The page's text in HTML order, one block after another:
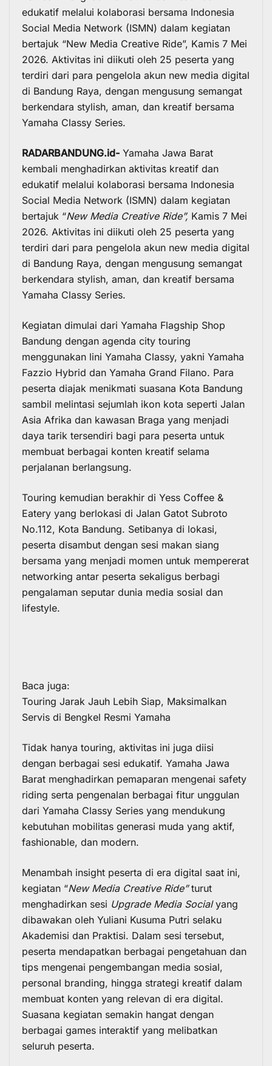
edukatif melalui kolaborasi bersama Indonesia
Social Media Network (ISMN) dalam kegiatan
bertajuk “New Media Creative Ride”, Kamis 7 Mei
2026. Aktivitas ini diikuti oleh 25 peserta yang
terdiri dari para pengelola akun new media digital
di Bandung Raya, dengan mengusung semangat
berkendara stylish, aman, dan kreatif bersama
Yamaha Classy Series.
RADARBANDUNG.id- Yamaha Jawa Barat
kembali menghadirkan aktivitas kreatif dan
edukatif melalui kolaborasi bersama Indonesia
Social Media Network (ISMN) dalam kegiatan
bertajuk “New Media Creative Ride”, Kamis 7 Mei
2026. Aktivitas ini diikuti oleh 25 peserta yang
terdiri dari para pengelola akun new media digital
di Bandung Raya, dengan mengusung semangat
berkendara stylish, aman, dan kreatif bersama
Yamaha Classy Series.
Kegiatan dimulai dari Yamaha Flagship Shop
Bandung dengan agenda city touring
menggunakan lini Yamaha Classy, yakni Yamaha
Fazzio Hybrid dan Yamaha Grand Filano. Para
peserta diajak menikmati suasana Kota Bandung
sambil melintasi sejumlah ikon kota seperti Jalan
Asia Afrika dan kawasan Braga yang menjadi
daya tarik tersendiri bagi para peserta untuk
membuat berbagai konten kreatif selama
perjalanan berlangsung.
Touring kemudian berakhir di Yess Coffee &
Eatery yang berlokasi di Jalan Gatot Subroto
No.112, Kota Bandung. Setibanya di lokasi,
peserta disambut dengan sesi makan siang
bersama yang menjadi momen untuk mempererat
networking antar peserta sekaligus berbagi
pengalaman seputar dunia media sosial dan
lifestyle.
Baca juga:
Touring Jarak Jauh Lebih Siap, Maksimalkan
Servis di Bengkel Resmi Yamaha
Tidak hanya touring, aktivitas ini juga diisi
dengan berbagai sesi edukatif. Yamaha Jawa
Barat menghadirkan pemaparan mengenai safety
riding serta pengenalan berbagai fitur unggulan
dari Yamaha Classy Series yang mendukung
kebutuhan mobilitas generasi muda yang aktif,
fashionable, dan modern.
Menambah insight peserta di era digital saat ini,
kegiatan “New Media Creative Ride”turut
menghadirkan sesi Upgrade Media Socialyang
dibawakan oleh Yuliani Kusuma Putri selaku
Akademisi dan Praktisi. Dalam sesi tersebut,
peserta mendapatkan berbagai pengetahuan dan
tips mengenai pengembangan media sosial,
personal branding, hingga strategi kreatif dalam
membuat konten yang relevan di era digital.
Suasana kegiatan semakin hangat dengan
berbagai games interaktif yang melibatkan
seluruh peserta.